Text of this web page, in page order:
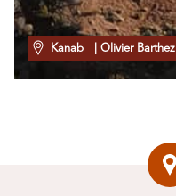
Kanab | Olivier Barthez